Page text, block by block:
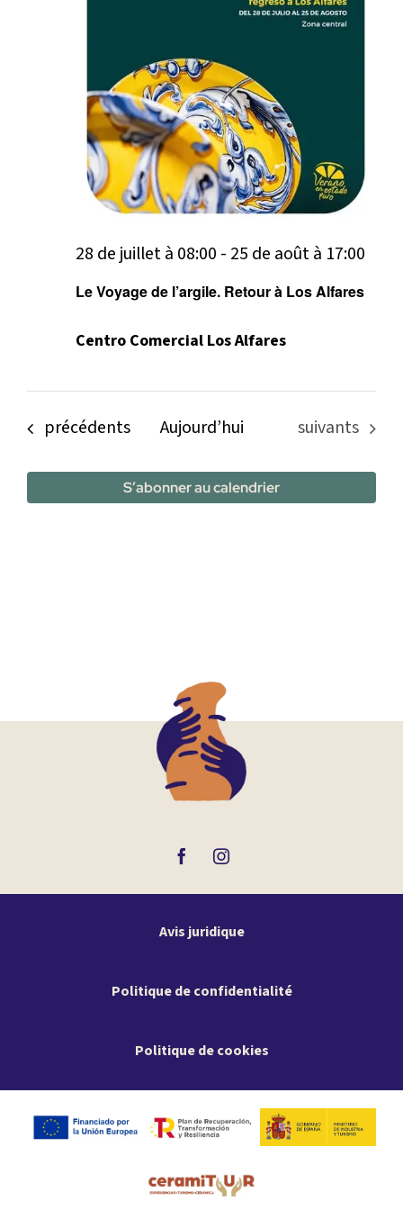
Le Voyage de l’argile. Retour à Los Alfares
28 de juillet à 08:00 - 25 de août à 17:00
Centro Comercial Los Alfares
Évènements
précédents Aujourd’hui Évènements
suivants
S’abonner au calendrier
Avis juridique
Politique de confidentialité
Politique de cookies